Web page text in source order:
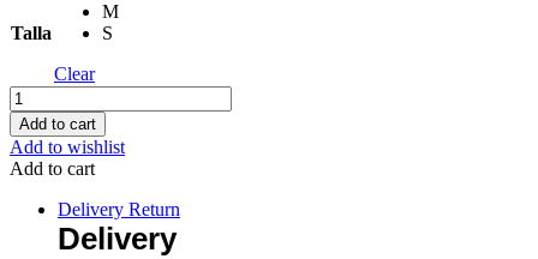
Talla
M
S
Clear
Conjunto
Amaretto
Amarillo
quantity
Add to cart
Add to wishlist
Add to cart
Delivery Return
Delivery